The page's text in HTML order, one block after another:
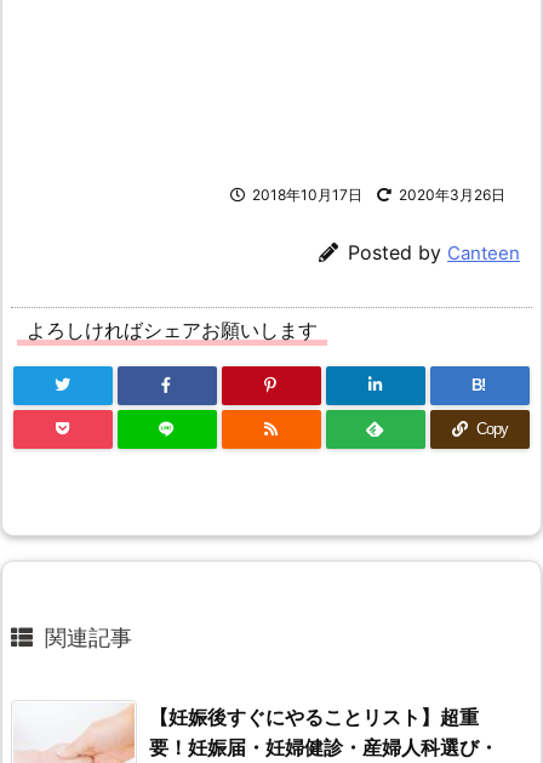
2018年10月17日 2020年3月26日
Posted by Canteen
よろしければシェアお願いします
B!
Copy
関連記事
【妊娠後すぐにやることリスト】超重
要！妊娠届・妊婦健診・産婦人科選び・